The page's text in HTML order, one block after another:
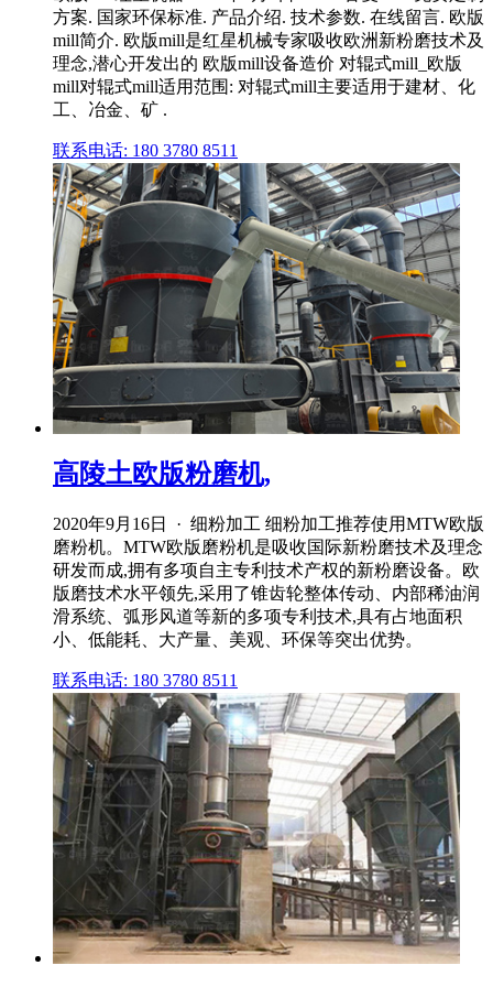
方案. 国家环保标准. 产品介绍. 技术参数. 在线留言. 欧版
mill简介. 欧版mill是红星机械专家吸收欧洲新粉磨技术及
理念,潜心开发出的 欧版mill设备造价 对辊式mill_欧版
mill对辊式mill适用范围: 对辊式mill主要适用于建材、化
工、冶金、矿 .
联系电话: 180 3780 8511
高陵土欧版粉磨机,
2020年9月16日 · 细粉加工 细粉加工推荐使用MTW欧版
磨粉机。MTW欧版磨粉机是吸收国际新粉磨技术及理念
研发而成,拥有多项自主专利技术产权的新粉磨设备。欧
版磨技术水平领先,采用了锥齿轮整体传动、内部稀油润
滑系统、弧形风道等新的多项专利技术,具有占地面积
小、低能耗、大产量、美观、环保等突出优势。
联系电话: 180 3780 8511